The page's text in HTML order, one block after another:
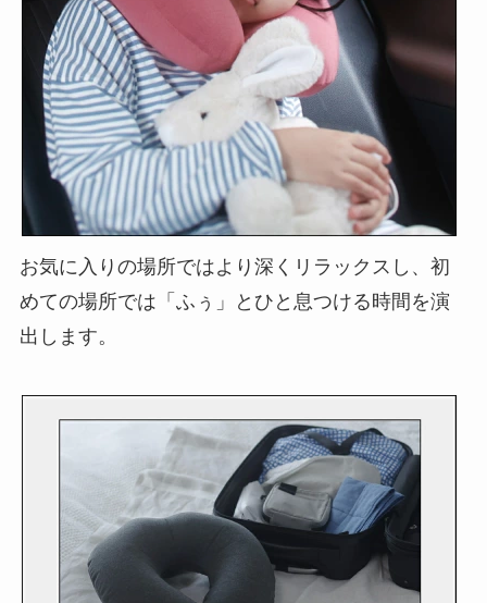
お気に入りの場所ではより深くリラックスし、初
めての場所では「ふぅ」とひと息つける時間を演
出します。